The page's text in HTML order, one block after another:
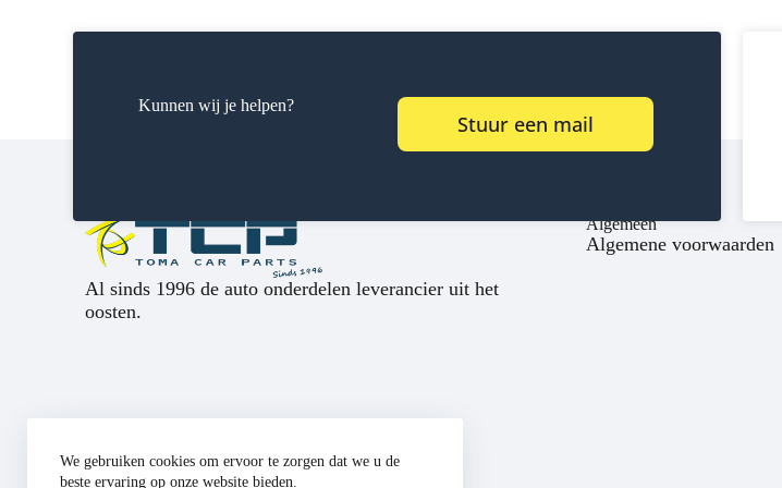
We gebruiken cookies om ervoor te zorgen dat we u de
beste ervaring op onze website bieden.
Kunnen wij je helpen?
Stuur een mail
Al sinds 1996 de auto onderdelen leverancier uit het
oosten.
Algemeen
Algemene voorwaarden